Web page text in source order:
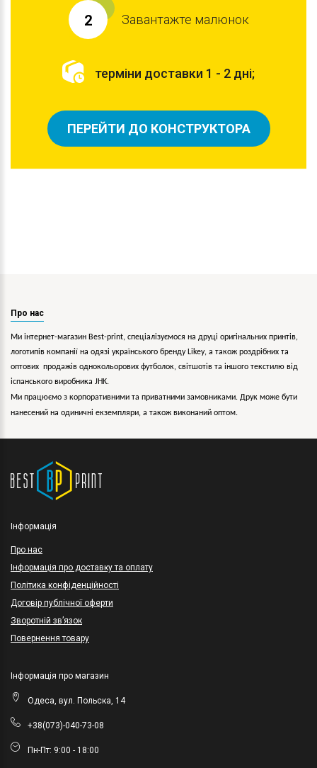
2 Завантажте малюнок
терміни доставки 1 - 2 дні;
ПЕРЕЙТИ ДО КОНСТРУКТОРА
Про нас
Ми інтернет-магазин Best-print, спеціалізуємося на друці оригінальних принтів,
логотипів компанії на одязі українського бренду Likey, а також роздрібних та
оптових продажів однокольорових футболок, світшотів та іншого текстилю від
іспанського виробника JHK.
Ми працюємо з корпоративними та приватними замовниками. Друк може бути
нанесений на одиничні екземпляри, а також виконаний оптом.
Інформація
Про нас
Інформація про доставку та оплату
Політика конфіденційності
Договір публічної оферти
Зворотній зв’язок
Повернення товару
Інформація про магазин
Одеса, вул. Польска, 14
+38(073)-040-73-08
Пн-Пт: 9:00 - 18:00